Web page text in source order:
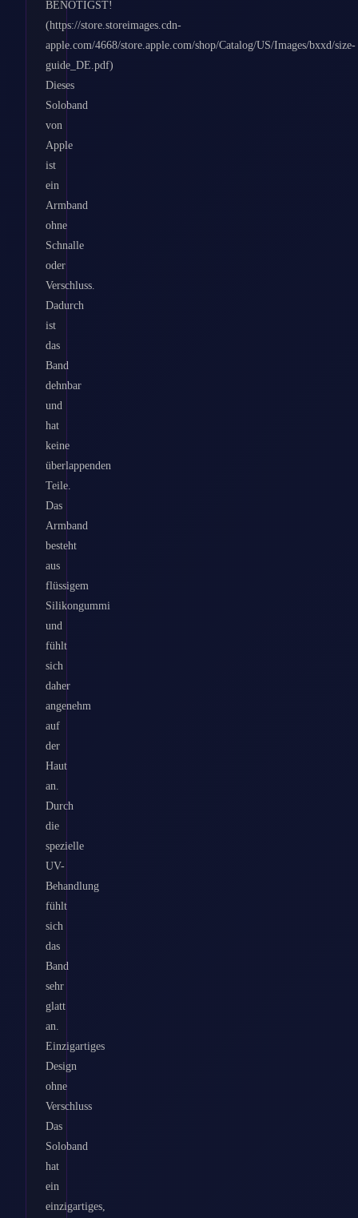
BENÖTIGST!
(https://store.storeimages.cdn-
apple.com/4668/store.apple.com/shop/Catalog/US/Images/bxxd/size-
guide_DE.pdf)
Dieses
Soloband
von
Apple
ist
ein
Armband
ohne
Schnalle
oder
Verschluss.
Dadurch
ist
das
Band
dehnbar
und
hat
keine
überlappenden
Teile.
Das
Armband
besteht
aus
flüssigem
Silikongummi
und
fühlt
sich
daher
angenehm
auf
der
Haut
an.
Durch
die
spezielle
UV-
Behandlung
fühlt
sich
das
Band
sehr
glatt
an.
Einzigartiges
Design
ohne
Verschluss
Das
Soloband
hat
ein
einzigartiges,